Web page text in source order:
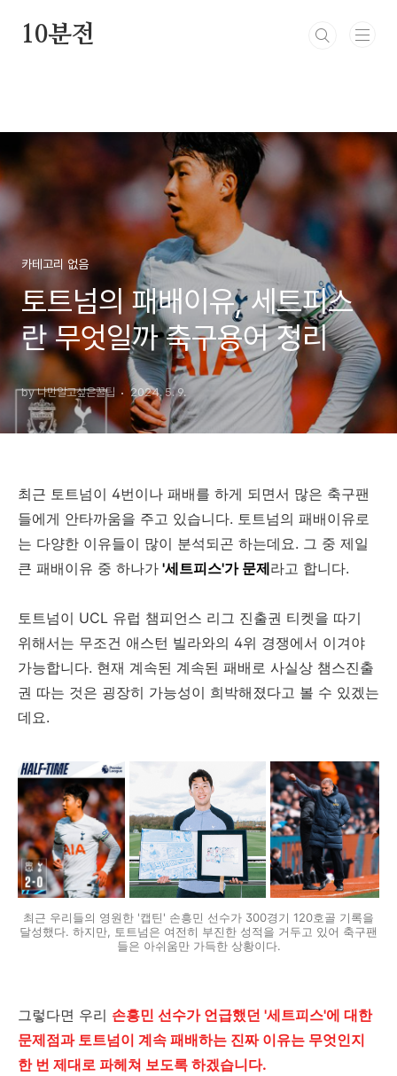
10분전
카테고리 없음
토트넘의 패배이유, 세트피스
란 무엇일까 축구용어 정리
by 나만알고싶은꿀팁 2024. 5. 9.
최근 토트넘이 4번이나 패배를 하게 되면서 많은 축구팬
들에게 안타까움을 주고 있습니다. 토트넘의 패배이유로
는 다양한 이유들이 많이 분석되곤 하는데요. 그 중 제일
큰 패배이유 중 하나가 '세트피스'가 문제라고 합니다.
토트넘이 UCL 유럽 챔피언스 리그 진출권 티켓을 따기
위해서는 무조건 애스턴 빌라와의 4위 경쟁에서 이겨야
가능합니다. 현재 계속된 계속된 패배로 사실상 챔스진출
권 따는 것은 굉장히 가능성이 희박해졌다고 볼 수 있겠는
데요.
최근 우리들의 영원한 '캡틴' 손흥민 선수가 300경기 120호골 기록을
달성했다. 하지만, 토트넘은 여전히 부진한 성적을 거두고 있어 축구팬
들은 아쉬움만 가득한 상황이다.
그렇다면 우리 손흥민 선수가 언급했던 '세트피스'에 대한
문제점과 토트넘이 계속 패배하는 진짜 이유는 무엇인지
한 번 제대로 파헤쳐 보도록 하겠습니다.